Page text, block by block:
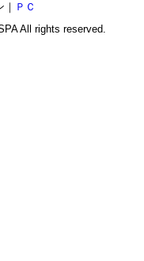
ＰＣ
All rights reserved.